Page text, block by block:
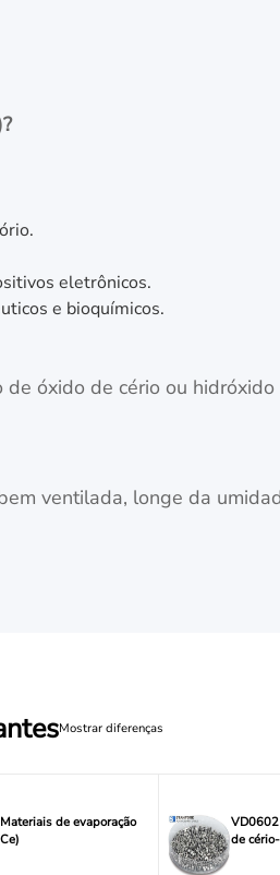
eletrônicos.
e bioquímicos.
óxido de cério ou hidróxido
ventilada, longe da
Mostrar diferenças
de evaporação
VD0602
de